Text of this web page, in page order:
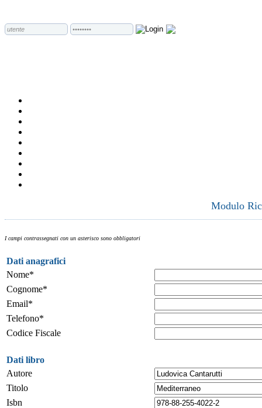
Modulo
I campi contrassegnati con un asterisco sono obbligatori
Dati anagrafici
Nome*
Cognome*
Email*
Telefono*
Codice Fiscale
Dati libro
Autore
Titolo
Isbn